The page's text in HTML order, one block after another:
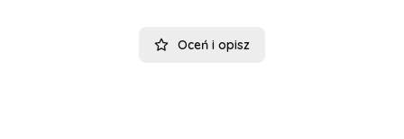
Oceń i opisz